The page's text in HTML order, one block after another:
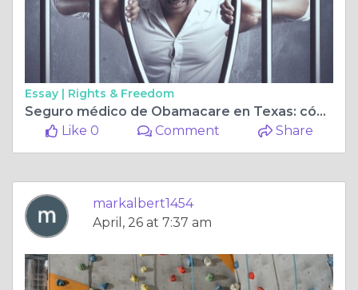
Essay | Rights & Freedom
Seguro médico de Obamacare en Texas: cómo abordar la Ley de Atención Médica Asequible
Like 0
Comment Share
markalbert1454
April, 26 at 7:37 am